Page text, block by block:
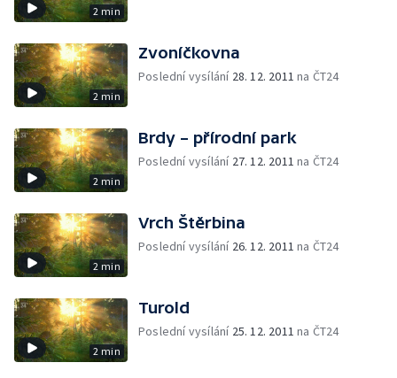
2 min
2 min
Zvoníčkovna
Poslední vysílání 28. 12. 2011 na ČT24
2 min
Brdy – přírodní park
Poslední vysílání 27. 12. 2011 na ČT24
2 min
Vrch Štěrbina
Poslední vysílání 26. 12. 2011 na ČT24
2 min
Turold
Poslední vysílání 25. 12. 2011 na ČT24